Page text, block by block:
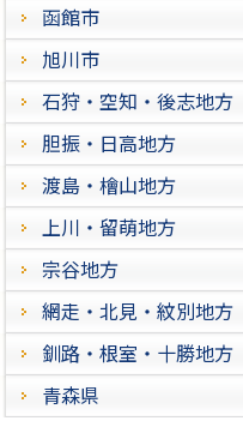
函館市
旭川市
石狩・空知・後志地方
胆振・日高地方
渡島・檜山地方
上川・留萌地方
宗谷地方
網走・北見・紋別地方
釧路・根室・十勝地方
青森県